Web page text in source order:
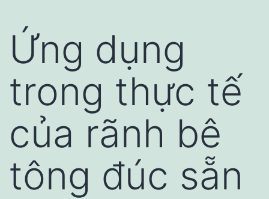
Ứng dụng
trong thực tế
của rãnh bê
tông đúc sẵn